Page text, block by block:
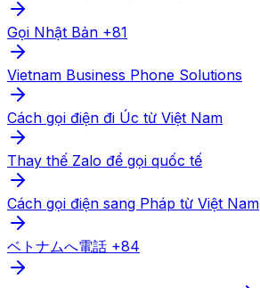
Gọi Nhật Bản +81
Vietnam Business Phone Solutions
Cách gọi điện đi Úc từ Việt Nam
Thay thế Zalo để gọi quốc tế
Cách gọi điện sang Pháp từ Việt Nam
ベトナムへ電話 +84